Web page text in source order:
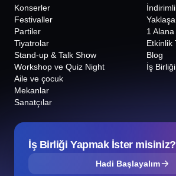
Konserler
Festivaller
Partiler
Tiyatrolar
Stand-up & Talk Show
Workshop ve Quiz Night
Aile ve çocuk
Mekanlar
Sanatçılar
1
Etkinlik
Blog
İş Birliği
İş Birliği Yapmak İster misiniz?
Hadi Başlayalım